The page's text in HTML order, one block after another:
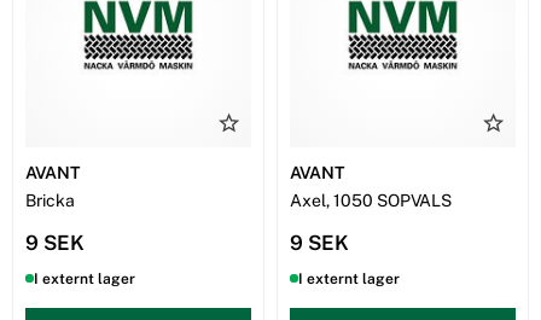
AVANT
Bricka
9 SEK
I externt lager
AVANT
Axel, 1050 SOPVALS
9 SEK
I externt lager